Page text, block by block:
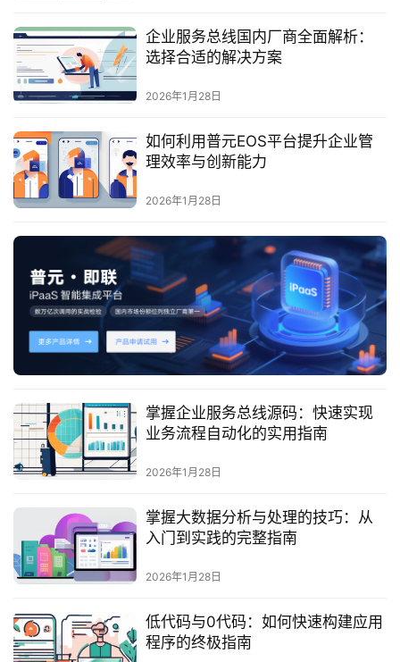
解
决
方
案
生
态
与
合
服
务
与
支
持
了
解
普
元
系
我
们
企业服务总线国内厂商全面解析：
选择合适的解决方案
2026年1月28日
如何利用普元EOS平台提升企业管
理效率与创新能力
2026年1月28日
掌握企业服务总线源码：快速实现
业务流程自动化的实用指南
2026年1月28日
掌握大数据分析与处理的技巧：从
入门到实践的完整指南
2026年1月28日
低代码与0代码：如何快速构建应用
程序的终极指南